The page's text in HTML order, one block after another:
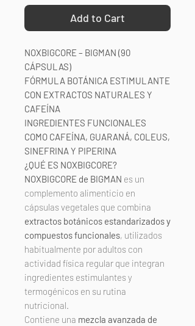
Add to Cart
NOXBIGCORE – BIGMAN (90
CÁPSULAS)
FÓRMULA BOTÁNICA ESTIMULANTE
CON EXTRACTOS NATURALES Y
CAFEÍNA
INGREDIENTES FUNCIONALES
COMO CAFEÍNA, GUARANÁ, COLEUS,
SINEFRINA Y PIPERINA
¿QUÉ ES NOXBIGCORE?
NOXBIGCORE de BIGMAN es un
complemento alimenticio en
cápsulas vegetales que combina
extractos botánicos estandarizados y
compuestos funcionales, utilizados
habitualmente por adultos con
actividad física regular que integran
ingredientes estimulantes y
termogénicos en su rutina
nutricional.
Contiene una mezcla avanzada de